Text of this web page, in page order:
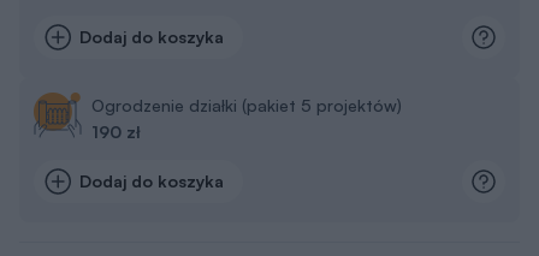
Dodaj do koszyka
Ogrodzenie działki (pakiet 5 projektów)
190 zł
Dodaj do koszyka